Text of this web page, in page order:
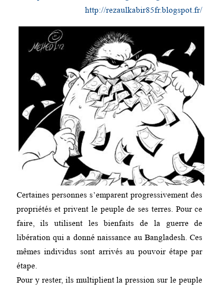
http://rezaulkabir85fr.blogspot.fr/
Certaines personnes s’emparent progressivement des
propriétés et privent le peuple de ses terres. Pour ce
faire, ils utilisent les bienfaits de la guerre de
libération qui a donné naissance au Bangladesh. Ces
mêmes individus sont arrivés au pouvoir étape par
étape.
Pour y rester, ils multiplient la pression sur le peuple